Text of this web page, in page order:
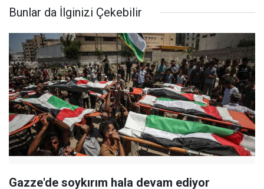
Bunlar da İlginizi Çekebilir
Gazze'de soykırım hala devam ediyor